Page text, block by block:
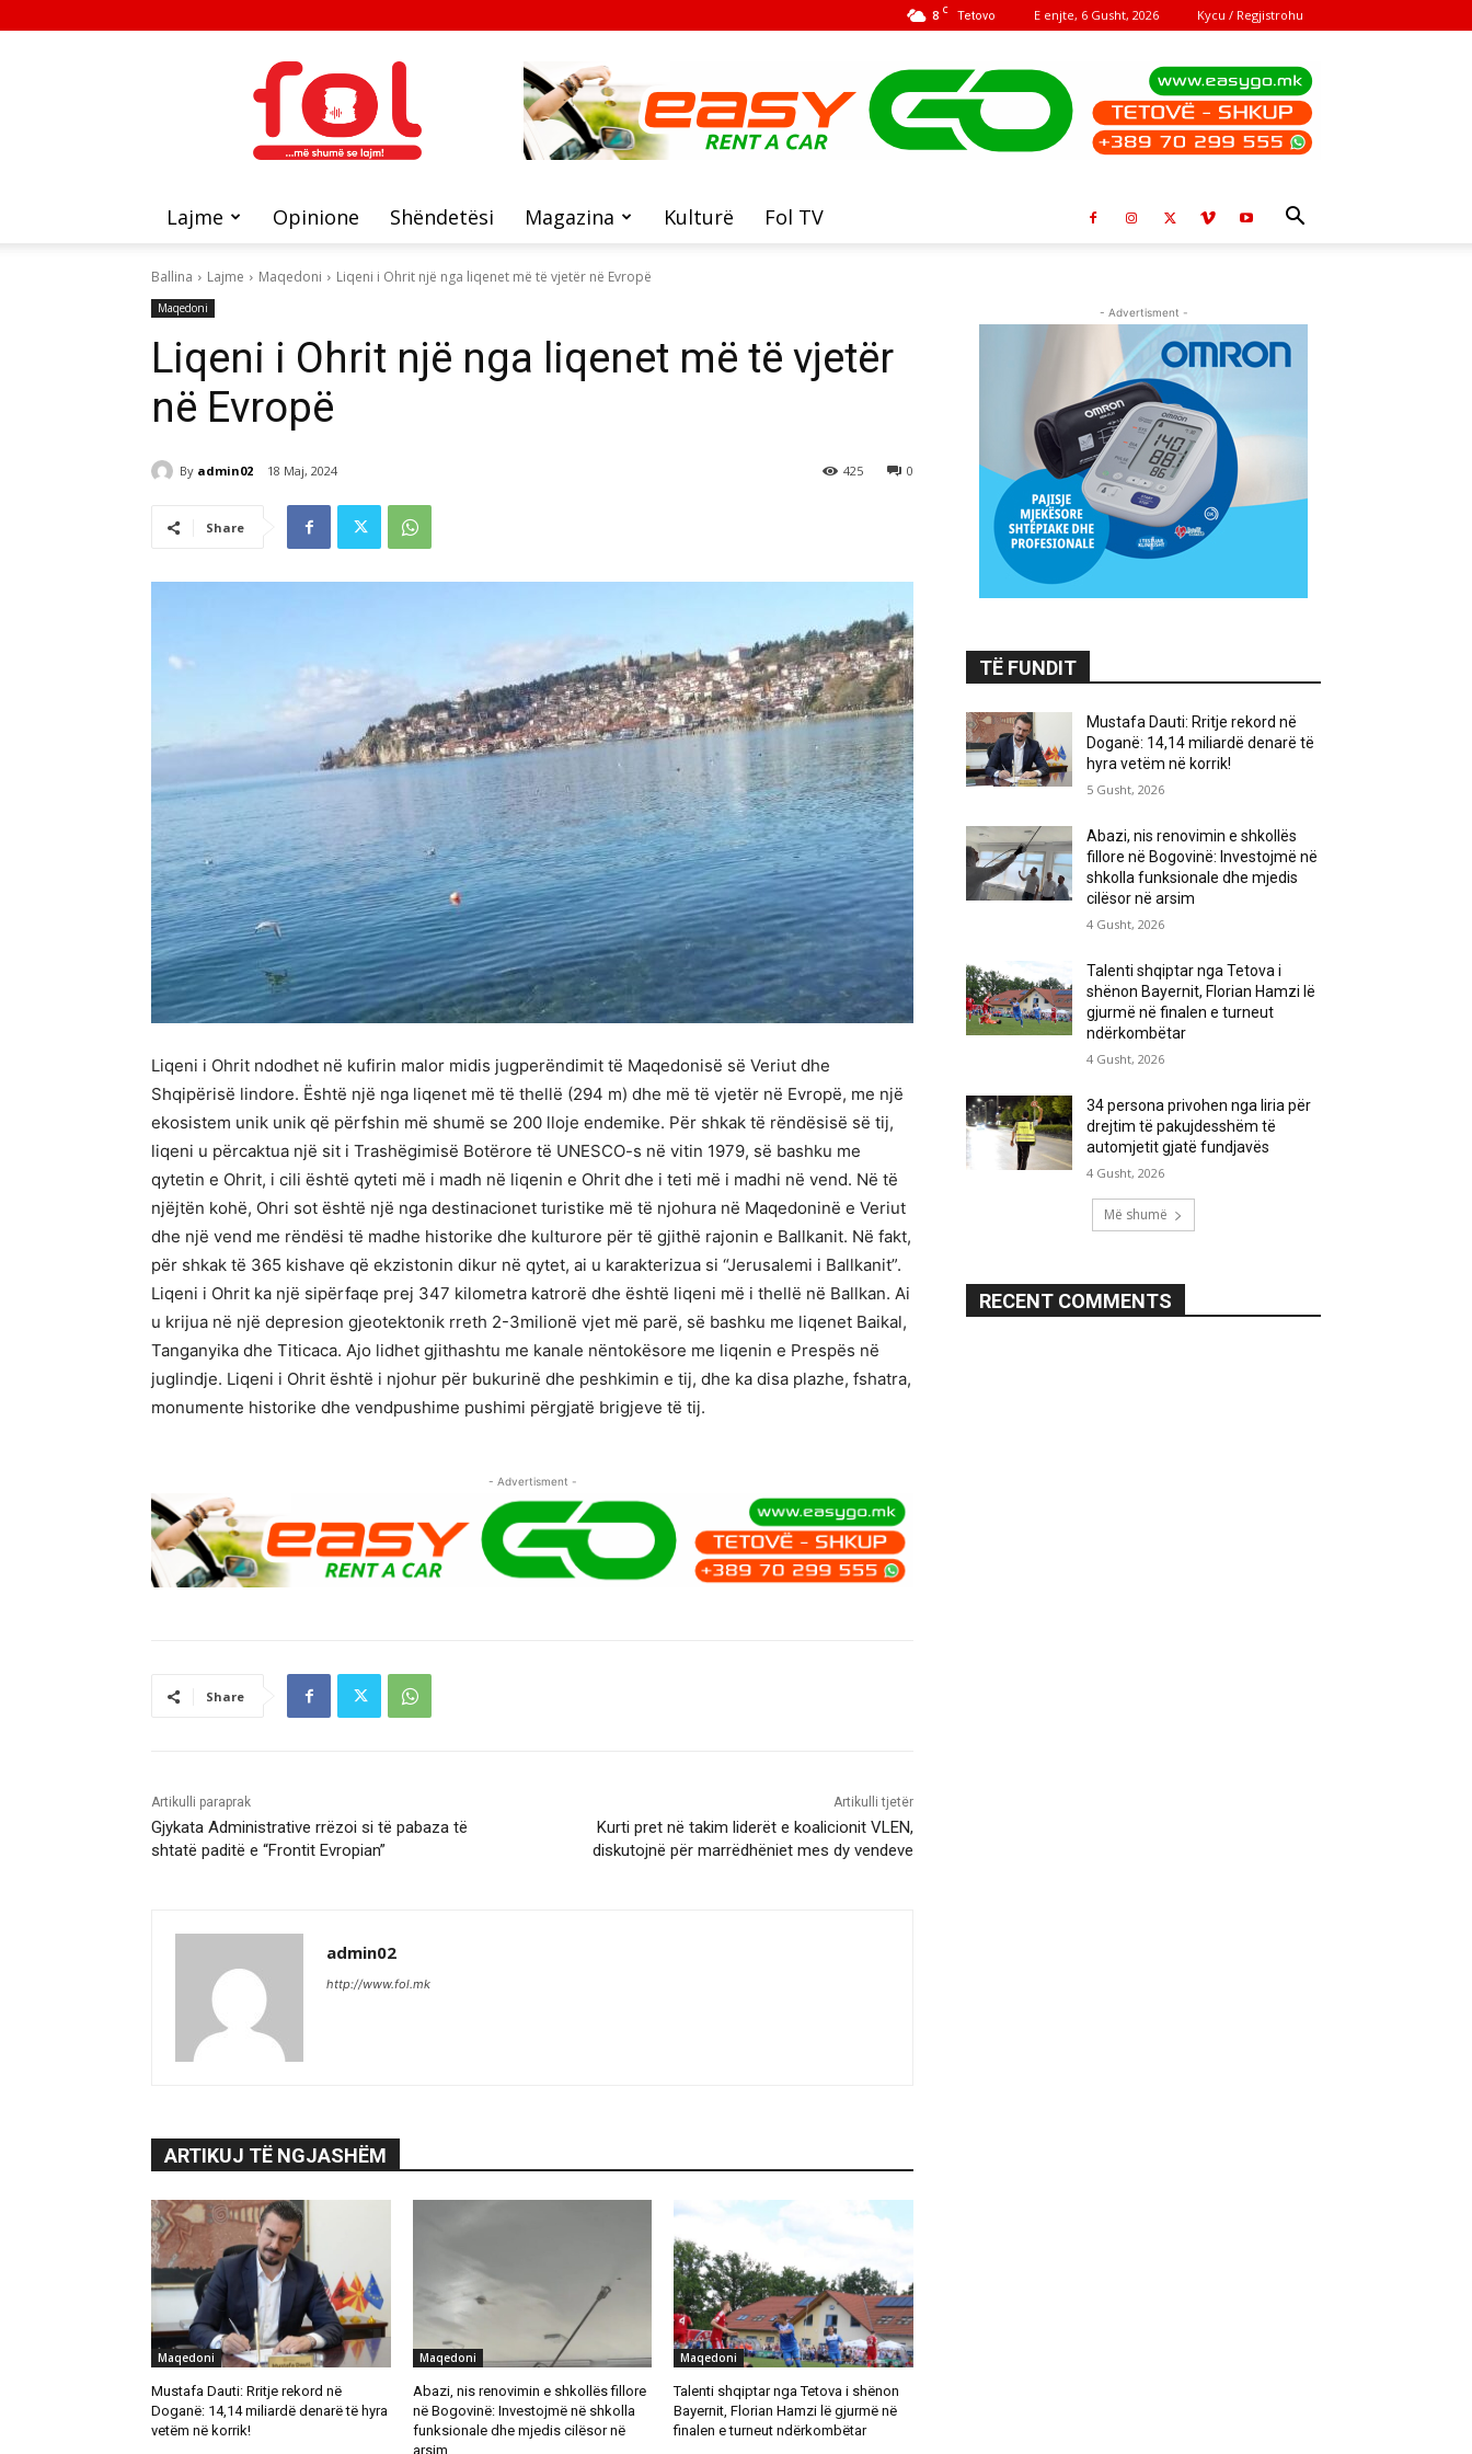
8 C Tetovo E enjte, 6 Gusht, 2026 Kycu / Regjistrohu
FOL
Lajme Opinione Shëndetësi Magazina Kulturë Fol TV
Ballina Lajme Maqedoni Liqeni i Ohrit një nga liqenet më të vjetër në Evropë
Maqedoni
Liqeni i Ohrit një nga liqenet më të vjetër
në Evropë
By admin02 18 Maj, 2024 0
425
Share
Liqeni i Ohrit ndodhet në kufirin malor midis jugperëndimit të Maqedonisë së Veriut dhe
Shqipërisë lindore. Është një nga liqenet më të thellë (294 m) dhe më të vjetër në Evropë, me një
ekosistem unik unik që përfshin më shumë se 200 lloje endemike. Për shkak të rëndësisë së tij,
liqeni u përcaktua një sit i Trashëgimisë Botërore të UNESCO-s në vitin 1979, së bashku me
qytetin e Ohrit, i cili është qyteti më i madh në liqenin e Ohrit dhe i teti më i madhi në vend. Në të
njëjtën kohë, Ohri sot është një nga destinacionet turistike më të njohura në Maqedoninë e Veriut
dhe një vend me rëndësi të madhe historike dhe kulturore për të gjithë rajonin e Ballkanit. Në fakt,
për shkak të 365 kishave që ekzistonin dikur në qytet, ai u karakterizua si “Jerusalemi i Ballkanit”.
Liqeni i Ohrit ka një sipërfaqe prej 347 kilometra katrorë dhe është liqeni më i thellë në Ballkan. Ai
u krijua në një depresion gjeotektonik rreth 2-3milionë vjet më parë, së bashku me liqenet Baikal,
Tanganyika dhe Titicaca. Ajo lidhet gjithashtu me kanale nëntokësore me liqenin e Prespës në
juglindje. Liqeni i Ohrit është i njohur për bukurinë dhe peshkimin e tij, dhe ka disa plazhe, fshatra,
monumente historike dhe vendpushime pushimi përgjatë brigjeve të tij.
- Advertisment -
Share
Artikulli paraprak
Gjykata Administrative rrëzoi si të pabaza të
shtatë paditë e “Frontit Evropian”
Artikulli tjetër
Kurti pret në takim liderët e koalicionit VLEN,
diskutojnë për marrëdhëniet mes dy vendeve
admin02
http://www.fol.mk
ARTIKUJ TË NGJASHËM
Maqedoni
Mustafa Dauti: Rritje rekord në
Doganë: 14,14 miliardë denarë të hyra
vetëm në korrik!
Maqedoni
Abazi, nis renovimin e shkollës fillore
në Bogovinë: Investojmë në shkolla
funksionale dhe mjedis cilësor në
arsim
Maqedoni
Talenti shqiptar nga Tetova i shënon
Bayernit, Florian Hamzi lë gjurmë në
finalen e turneut ndërkombëtar
- Advertisment -
TË FUNDIT
Mustafa Dauti: Rritje rekord në
Doganë: 14,14 miliardë denarë të
hyra vetëm në korrik!
5 Gusht, 2026
Abazi, nis renovimin e shkollës
fillore në Bogovinë: Investojmë në
shkolla funksionale dhe mjedis
cilësor në arsim
4 Gusht, 2026
Talenti shqiptar nga Tetova i
shënon Bayernit, Florian Hamzi lë
gjurmë në finalen e turneut
ndërkombëtar
4 Gusht, 2026
34 persona privohen nga liria për
drejtim të pakujdesshëm të
automjetit gjatë fundjavës
4 Gusht, 2026
Më shumë
RECENT COMMENTS